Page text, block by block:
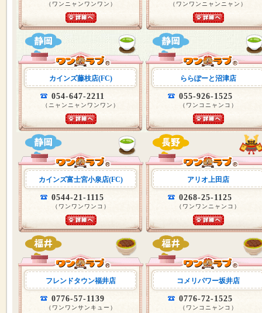
（ワンニャンワンワン） （ワンワンニャンニャン）
カインズ藤枝店(FC)
054-647-2211
（ニャンニャンワンワン）
ららぽーと沼津店
055-926-1525
（ワンコニャンコ）
カインズ富士宮小泉店(FC)
0544-21-1115
（ワンワンワンコ）
アリオ上田店
0268-25-1125
（ワンワンニャンコ）
フレンドタウン福井店
0776-57-1139
（ワンワンサンキュー）
コメリパワー坂井店
0776-72-1525
（ワンコニャンコ）